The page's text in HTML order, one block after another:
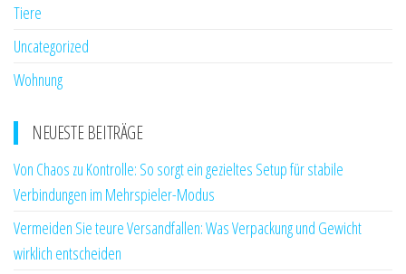
Tiere
Uncategorized
Wohnung
NEUESTE BEITRÄGE
Von Chaos zu Kontrolle: So sorgt ein gezieltes Setup für stabile
Verbindungen im Mehrspieler-Modus
Vermeiden Sie teure Versandfallen: Was Verpackung und Gewicht
wirklich entscheiden